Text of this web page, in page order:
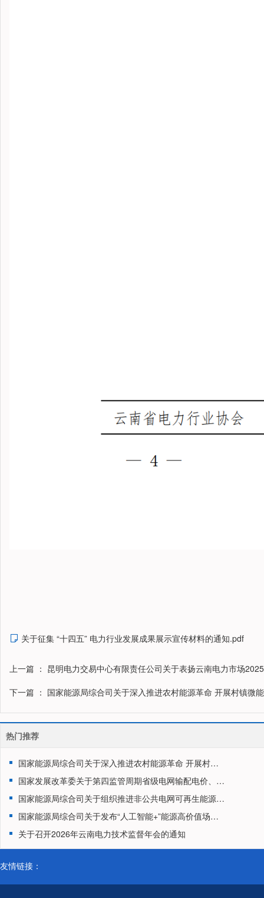
 关于征集 “十四五” 电力行业发展成果展示宣传材料的通知.pdf
上一篇 ： 昆明电力交易中心有限责任公司关于表扬云南电力市场
下一篇 ： 国家能源局综合司关于深入推进农村能源革命 开展村镇微
热门推荐
国家能源局综合司关于深入推进农村能源革命 开展村镇微能网建设试点工作的通知
国家发展改革委关于第四监管周期省级电网输配电价、区域电网输电价格及有关事项的通知
国家能源局综合司关于组织推进非公共电网可再生能源发电项目绿证核发的通知
国家能源局综合司关于发布“人工智能+”能源高价值场景清单和组织开展试点申报工作的通知
关于召开2026年云南电力技术监督年会的通知
友情链接：